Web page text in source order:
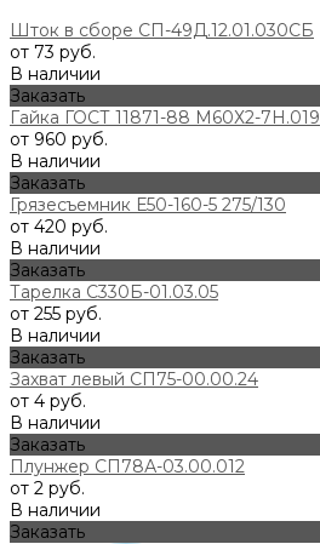
Шток в сборе СП-49Д.12.01.030СБ
от 73 руб.
В наличии
Заказать
Гайка ГОСТ 11871-88 М60Х2-7Н.019
от 960 руб.
В наличии
Заказать
Грязесъемник Е50-160-5 275/130
от 420 руб.
В наличии
Заказать
Тарелка С330Б-01.03.05
от 255 руб.
В наличии
Заказать
Захват левый СП75-00.00.24
от 4 руб.
В наличии
Заказать
Плунжер СП78А-03.00.012
от 2 руб.
В наличии
Заказать